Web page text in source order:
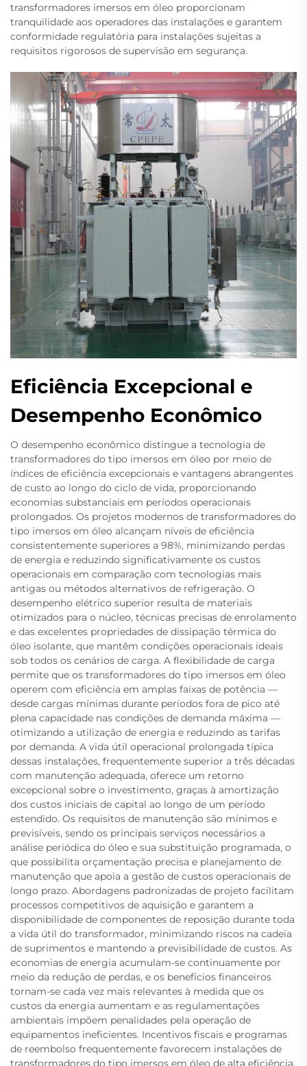
transformadores imersos em óleo proporcionam
tranquilidade aos operadores das instalações e garantem
conformidade regulatória para instalações sujeitas a
requisitos rigorosos de supervisão em segurança.
Eficiência Excepcional e
Desempenho Econômico
O desempenho econômico distingue a tecnologia de
transformadores do tipo imersos em óleo por meio de
índices de eficiência excepcionais e vantagens abrangentes
de custo ao longo do ciclo de vida, proporcionando
economias substanciais em períodos operacionais
prolongados. Os projetos modernos de transformadores do
tipo imersos em óleo alcançam níveis de eficiência
consistentemente superiores a 98%, minimizando perdas
de energia e reduzindo significativamente os custos
operacionais em comparação com tecnologias mais
antigas ou métodos alternativos de refrigeração. O
desempenho elétrico superior resulta de materiais
otimizados para o núcleo, técnicas precisas de enrolamento
e das excelentes propriedades de dissipação térmica do
óleo isolante, que mantêm condições operacionais ideais
sob todos os cenários de carga. A flexibilidade de carga
permite que os transformadores do tipo imersos em óleo
operem com eficiência em amplas faixas de potência —
desde cargas mínimas durante períodos fora de pico até
plena capacidade nas condições de demanda máxima —
otimizando a utilização de energia e reduzindo as tarifas
por demanda. A vida útil operacional prolongada típica
dessas instalações, frequentemente superior a três décadas
com manutenção adequada, oferece um retorno
excepcional sobre o investimento, graças à amortização
dos custos iniciais de capital ao longo de um período
estendido. Os requisitos de manutenção são mínimos e
previsíveis, sendo os principais serviços necessários a
análise periódica do óleo e sua substituição programada, o
que possibilita orçamentação precisa e planejamento de
manutenção que apoia a gestão de custos operacionais de
longo prazo. Abordagens padronizadas de projeto facilitam
processos competitivos de aquisição e garantem a
disponibilidade de componentes de reposição durante toda
a vida útil do transformador, minimizando riscos na cadeia
de suprimentos e mantendo a previsibilidade de custos. As
economias de energia acumulam-se continuamente por
meio da redução de perdas, e os benefícios financeiros
tornam-se cada vez mais relevantes à medida que os
custos da energia aumentam e as regulamentações
ambientais impõem penalidades pela operação de
equipamentos ineficientes. Incentivos fiscais e programas
de reembolso frequentemente favorecem instalações de
transformadores do tipo imersos em óleo de alta eficiência,